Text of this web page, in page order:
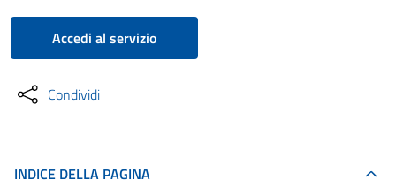
Accedi al servizio
Condividi
INDICE DELLA PAGINA